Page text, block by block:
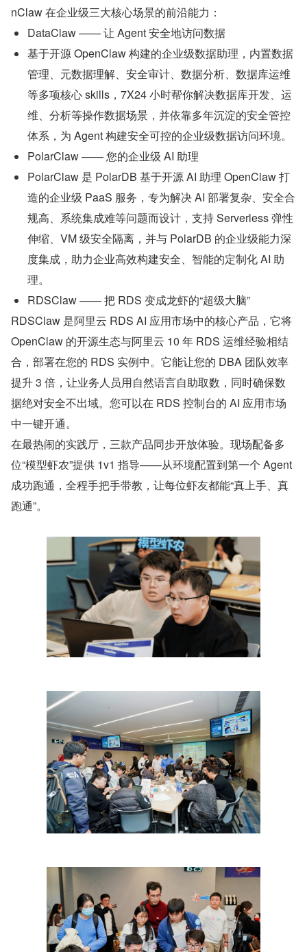
nClaw 在企业级三大核心场景的前沿能力：
DataClaw —— 让 Agent 安全地访问数据
基于开源 OpenClaw 构建的企业级数据助理，内置数据
管理、元数据理解、安全审计、数据分析、数据库运维
等多项核心 skills，7X24 小时帮你解决数据库开发、运
维、分析等操作数据场景，并依靠多年沉淀的安全管控
体系，为 Agent 构建安全可控的企业级数据访问环境。
PolarClaw —— 您的企业级 AI 助理
PolarClaw 是 PolarDB 基于开源 AI 助理 OpenClaw 打
造的企业级 PaaS 服务，专为解决 AI 部署复杂、安全合
规高、系统集成难等问题而设计，支持 Serverless 弹性
伸缩、VM 级安全隔离，并与 PolarDB 的企业级能力深
度集成，助力企业高效构建安全、智能的定制化 AI 助
理。
RDSClaw —— 把 RDS 变成龙虾的“超级大脑”
RDSClaw 是阿里云 RDS AI 应用市场中的核心产品，它将
OpenClaw 的开源生态与阿里云 10 年 RDS 运维经验相结
合，部署在您的 RDS 实例中。它能让您的 DBA 团队效率
提升 3 倍，让业务人员用自然语言自助取数，同时确保数
据绝对安全不出域。您可以在 RDS 控制台的 AI 应用市场
中一键开通。
在最热闹的实践厅，三款产品同步开放体验。现场配备多
位“模型虾农”提供 1v1 指导——从环境配置到第一个 Agent
成功跑通，全程手把手带教，让每位虾友都能“真上手、真
跑通”。